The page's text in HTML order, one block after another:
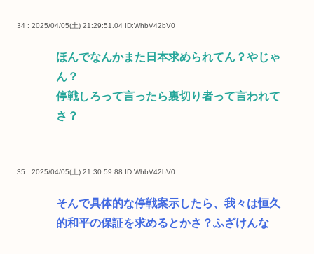
34 : 2025/04/05(土) 21:29:51.04 ID:WhbV42bV0
ほんでなんかまた日本求められてん？やじゃ
ん？
停戦しろって言ったら裏切り者って言われて
さ？
35 : 2025/04/05(土) 21:30:59.88 ID:WhbV42bV0
そんで具体的な停戦案示したら、我々は恒久
的和平の保証を求めるとかさ？ふざけんな